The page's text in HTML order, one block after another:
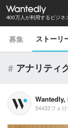
400万人が利用するビジネ
募集 ストーリ
# アナリティ
Wantedly,
54433フォ